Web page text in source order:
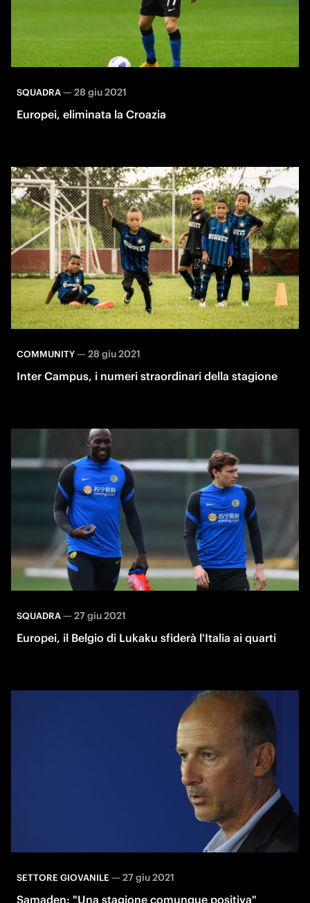
SQUADRA— 28 giu 2021
Europei, eliminata la Croazia
COMMUNITY— 28 giu 2021
Inter Campus, i numeri straordinari della stagione
SQUADRA— 27 giu 2021
Europei, il Belgio di Lukaku sfiderà l'Italia ai quarti
SETTORE GIOVANILE— 27 giu 2021
Samaden: "Una stagione comunque positiva"